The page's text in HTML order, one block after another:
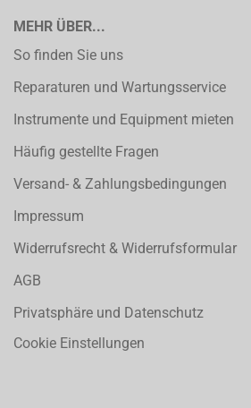
MEHR ÜBER...
So finden Sie uns
Reparaturen und Wartungsservice
Instrumente und Equipment mieten
Häufig gestellte Fragen
Versand- & Zahlungsbedingungen
Impressum
Widerrufsrecht & Widerrufsformular
AGB
Privatsphäre und Datenschutz
Cookie Einstellungen